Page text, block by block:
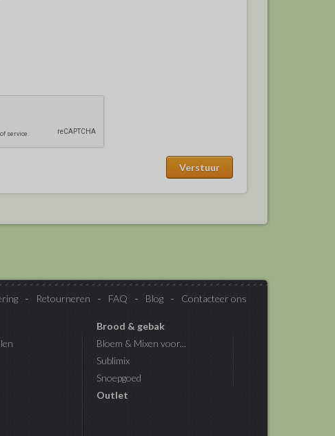
Retourneren FAQ Blog Contacteer ons
Brood & gebak
Bloem & Mixen voor...
Sublimix
Snoepgoed
Outlet